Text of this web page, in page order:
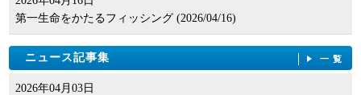
第一生命をかたるフィッシング (2026/04/16)
ニュース記事集 一覧
2026年04月03日